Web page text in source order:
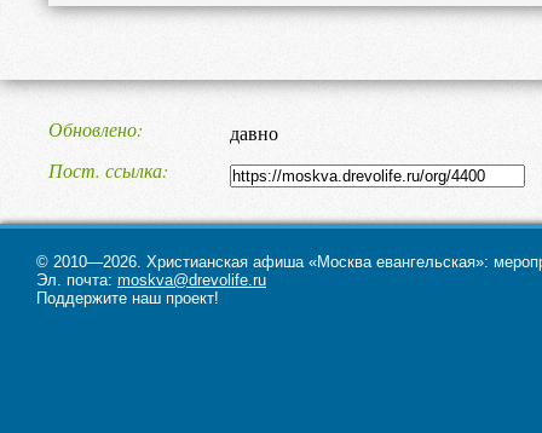
Обновлено
давно
Пост. ссылка
© 2010—2026. Христианская афиша «Москва евангельская»:
Эл. почта: moskva@drevolife.ru
Поддержите наш проект!